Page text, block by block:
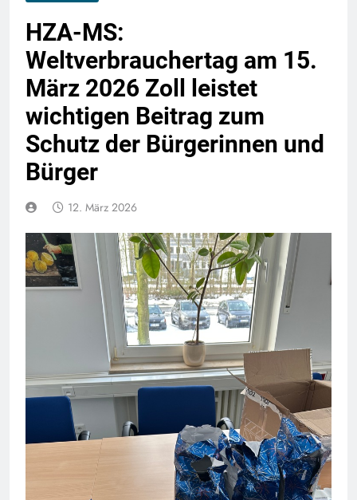
HZA-MS:
Weltverbrauchertag am 15.
März 2026 Zoll leistet
wichtigen Beitrag zum
Schutz der Bürgerinnen und
Bürger
12. März 2026